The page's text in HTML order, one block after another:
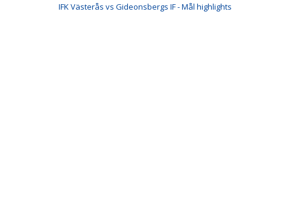
IFK Västerås vs Gideonsbergs IF - Mål highlights